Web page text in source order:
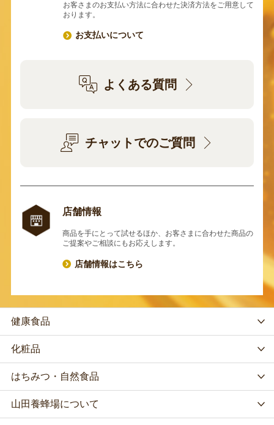
お客さまのお支払い方法に合わせた決済方法をご用意して
おります。
お支払いについて
よくある質問
チャットでのご質問
店舗情報
商品を手にとって試せるほか、お客さまに合わせた商品の
ご提案やご相談にもお応えします。
店舗情報はこちら
健康食品
化粧品
はちみつ・自然食品
山田養蜂場について